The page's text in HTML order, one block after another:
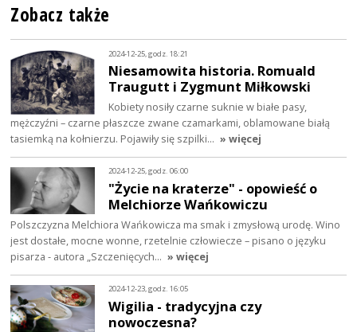
Zobacz także
2024-12-25, godz. 18:21
Niesamowita historia. Romuald
Traugutt i Zygmunt Miłkowski
Kobiety nosiły czarne suknie w białe pasy,
mężczyźni – czarne płaszcze zwane czamarkami, oblamowane białą
tasiemką na kołnierzu. Pojawiły się szpilki… » więcej
2024-12-25, godz. 06:00
"Życie na kraterze" - opowieść o
Melchiorze Wańkowiczu
Polszczyzna Melchiora Wańkowicza ma smak i zmysłową urodę. Wino
jest dostałe, mocne wonne, rzetelnie człowiecze – pisano o języku
pisarza - autora „Szczenięcych… » więcej
2024-12-23, godz. 16:05
Wigilia - tradycyjna czy
nowoczesna?